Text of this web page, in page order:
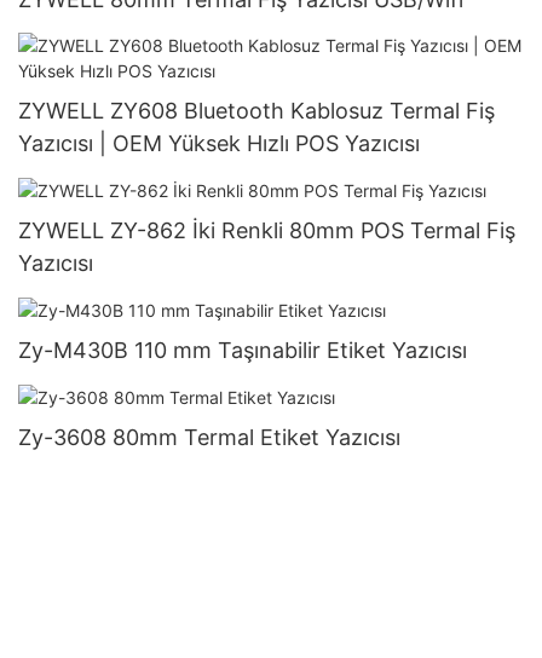
ZYWELL ZY608 Bluetooth Kablosuz Termal Fiş
Yazıcısı | OEM Yüksek Hızlı POS Yazıcısı
ZYWELL ZY-862 İki Renkli 80mm POS Termal Fiş
Yazıcısı
Zy-M430B 110 mm Taşınabilir Etiket Yazıcısı
Zy-3608 80mm Termal Etiket Yazıcısı